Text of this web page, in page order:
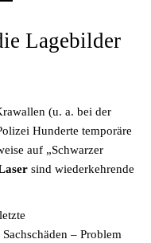
Lagebilder
(u. a. bei der
Hunderte temporäre
auf „Schwarzer
sind wiederkehrende
– Problem